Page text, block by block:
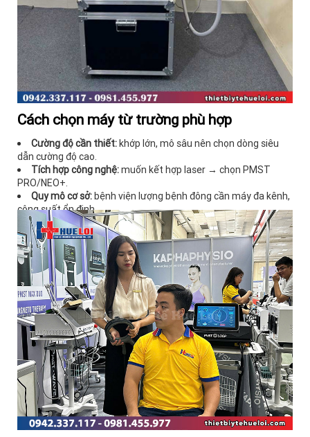
Cách chọn máy từ trường phù hợp
Cường độ cần thiết:khớp lớn, mô sâu nên chọn dòng siêu
dẫn cường độ cao.
Tích hợp công nghệ:muốn kết hợp laser → chọn PMST
PRO/NEO+.
Quy mô cơ sở:bệnh viện lượng bệnh đông cần máy đa kênh,
công suất ổn định.
Ngân sách:đây là nhóm đầu tư lớn, nên tính bài toán hoàn
vốn.